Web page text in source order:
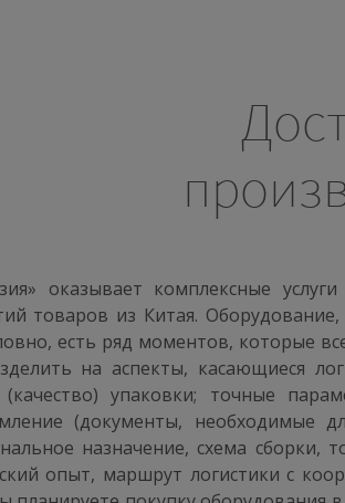
оказывает комплексные
товаров из Китая.
есть ряд моментов, которые
на аспекты, касающиеся
(качество) упаковки; точные
(документы, необходимые
назначение, схема сборки,
опыт, маршрут логистики с